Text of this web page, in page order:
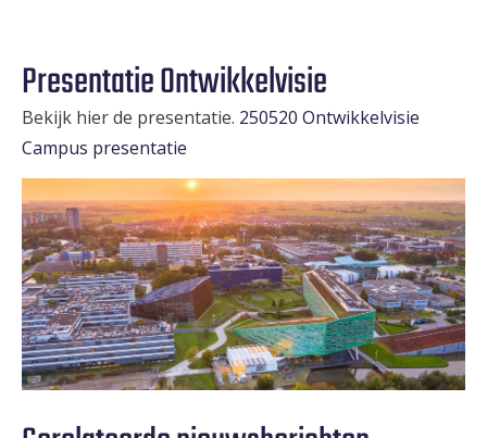
Presentatie Ontwikkelvisie
Bekijk hier de presentatie. 250520 Ontwikkelvisie
Campus presentatie